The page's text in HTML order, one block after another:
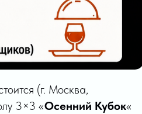
(г. Москва,
3×3 «Осенний Кубок«